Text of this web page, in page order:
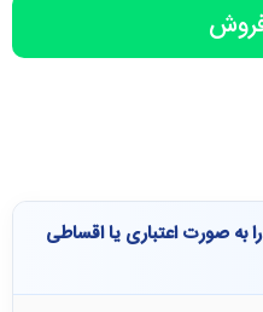
فروش
به صورت اعتباری یا اقساطی